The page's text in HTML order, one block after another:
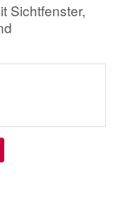
Sichtfenster,